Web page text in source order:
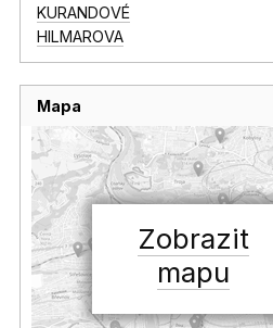
KURANDOVÉ
HILMAROVA
Mapa
Zobrazit
mapu